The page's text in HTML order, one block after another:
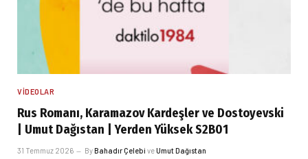
VIDEOLAR
Rus Romanı, Karamazov Kardeşler ve Dostoyevski
| Umut Dağıstan | Yerden Yüksek S2B01
31 Temmuz 2026 ByBahadır Çelebi veUmut Dağıstan